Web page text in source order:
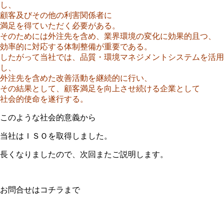
し、
顧客及びその他の利害関係者に
満足を得ていただく必要がある。
そのためには外注先を含め、業界環境の変化に効果的且つ、
効率的に対応する体制整備が重要である。
したがって当社では、品質・環境マネジメントシステムを活用
し、
外注先を含めた改善活動を継続的に行い、
その結果として、顧客満足を向上させ続ける企業として
社会的使命を遂行する。
このような社会的意義から
当社はＩＳＯを取得しました。
長くなりましたので、次回またご説明します。
お問合せはコチラまで